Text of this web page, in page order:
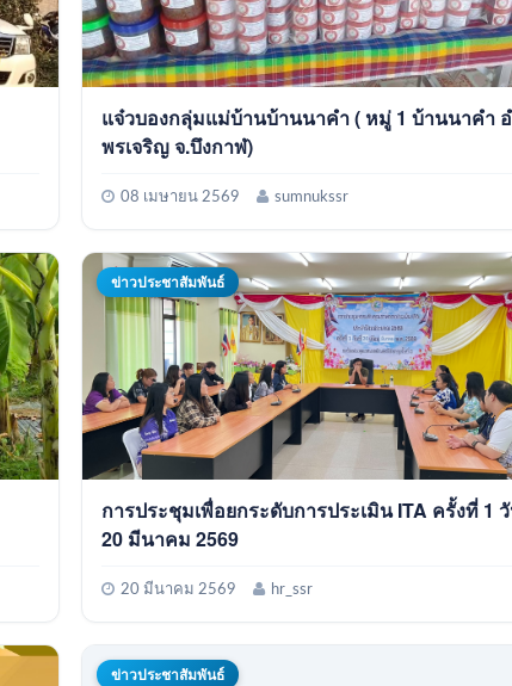
แจ๋วบองกลุ่มแม่บ้านบ้านนาคำ ( หมู่ 1 บ้านนาคำ อำเภอ
พรเจริญ จ.บึงกาฬ)
08 เมษายน 2569 sumnukssr
ข่าวประชาสัมพันธ์
การประชุมเพื่อยกระดับการประเมิน ITA ครั้งที่ 1 วันที่
20 มีนาคม 2569
20 มีนาคม 2569 hr_ssr
ข่าวประชาสัมพันธ์